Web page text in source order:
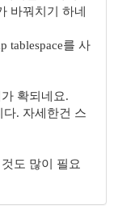
바꿔치기 하네
tablespace를 사
확되네요.
. 자세한건 스
도 많이 필요